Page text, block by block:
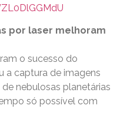
por laser melhoram
o sucesso do
a captura de imagens
nebulosas planetárias
só possível com